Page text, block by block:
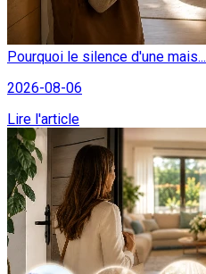
Pourquoi le silence d'une mais...
2026-08-06
Lire l'article